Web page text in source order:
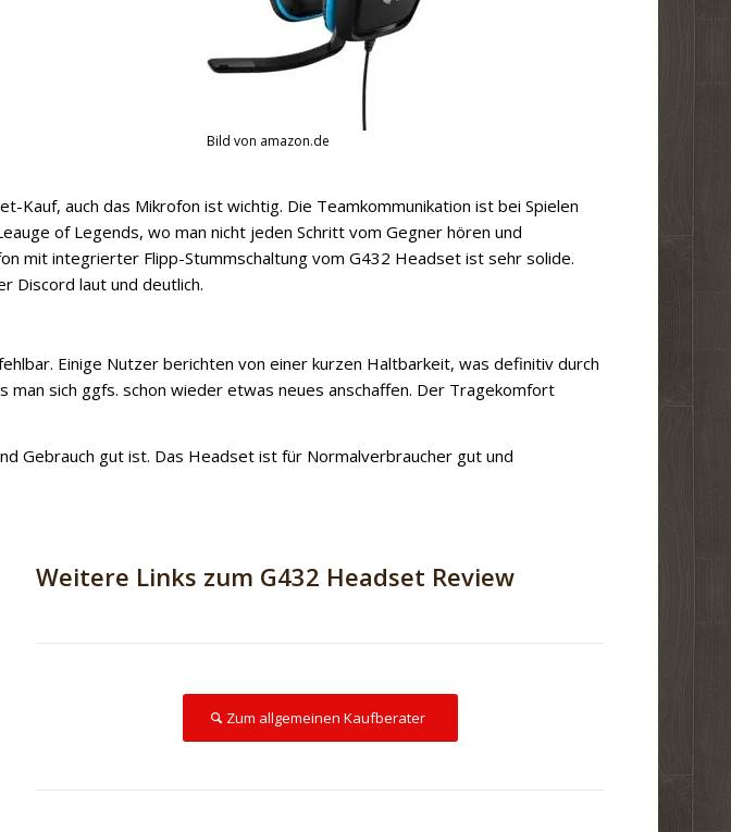
Bild von amazon.de
auch das Mikrofon ist wichtig. Die Teamkommunikation ist bei Spielen
of Legends, wo man nicht jeden Schritt vom Gegner hören und
mit integrierter Flipp-Stummschaltung vom G432 Headset ist sehr solide.
Discord laut und deutlich.
Einige Nutzer berichten von einer kurzen Haltbarkeit, was definitiv durch
sich ggfs. schon wieder etwas neues anschaffen. Der Tragekomfort
Gebrauch gut ist. Das Headset ist für Normalverbraucher gut und
Weitere Links zum G432 Headset Review
Zum allgemeinen Kaufberater